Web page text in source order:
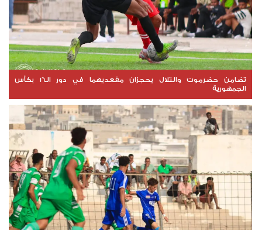
تضامن حضرموت والتلال يحجزان مقعديهما في دور الـ16 بكأس
الجمهورية